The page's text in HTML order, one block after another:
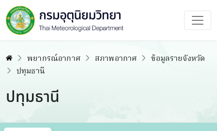
พยากรณ์อากาศ สภาพอากาศ
ข้อมูลรายจังหวัด
ปทุมธานี
ปทุมธานี